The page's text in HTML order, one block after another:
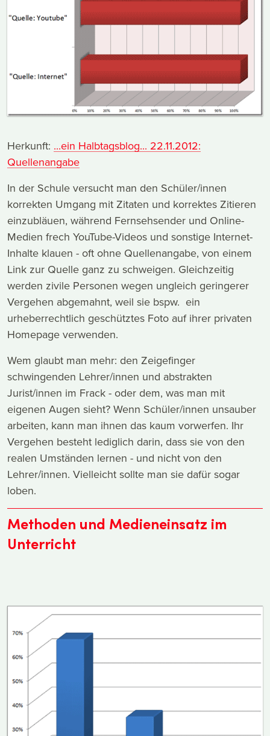
Herkunft: ...ein Halbtagsblog... 22.11.2012:
Quellenangabe
In der Schule versucht man den Schüler/innen
korrekten Umgang mit Zitaten und korrektes Zitieren
einzubläuen, während Fernsehsender und Online-
Medien frech YouTube-Videos und sonstige Internet-
Inhalte klauen - oft ohne Quellenangabe, von einem
Link zur Quelle ganz zu schweigen. Gleichzeitig
werden zivile Personen wegen ungleich geringerer
Vergehen abgemahnt, weil sie bspw. ein
urheberrechtlich geschütztes Foto auf ihrer privaten
Homepage verwenden.
Wem glaubt man mehr: den Zeigefinger
schwingenden Lehrer/innen und abstrakten
Jurist/innen im Frack - oder dem, was man mit
eigenen Augen sieht? Wenn Schüler/innen unsauber
arbeiten, kann man ihnen das kaum vorwerfen. Ihr
Vergehen besteht lediglich darin, dass sie von den
realen Umständen lernen - und nicht von den
Lehrer/innen. Vielleicht sollte man sie dafür sogar
loben.
Methoden und Medieneinsatz im
Unterricht